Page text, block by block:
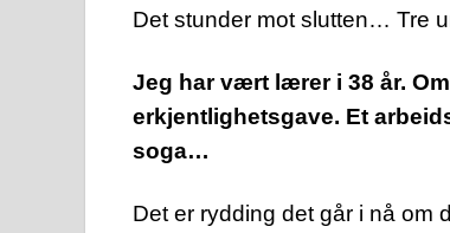
Det stunder mot slutten… Tre
Jeg har vært lærer i 38 år.
erkjentlighetsgave. Et
soga…
Det er rydding det går i nå om